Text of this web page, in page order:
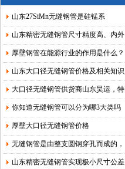
山东27SiMn无缝钢管是硅锰系
山东精密无缝钢管尺寸精度高、内外
厚壁钢管在能源行业的作用是什么？
山东大口径无缝钢管价格及相关知识
大口径无缝钢管供货商山东昊运，特
你知道无缝钢管可以分为哪3大类吗
厚壁大口径无缝钢管价格
无缝钢管是由整支圆钢穿孔而成的，
山东精密无缝钢管实现极小尺寸公差